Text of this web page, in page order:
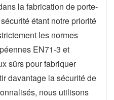
la fabrication de porte-
étant notre priorité
les normes
EN71-3 et
sûrs pour fabriquer
davantage la sécurité de
nous utilisons